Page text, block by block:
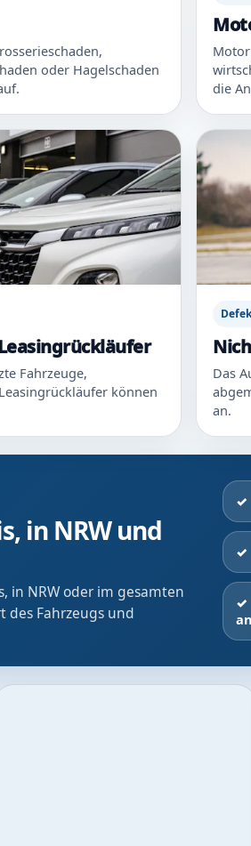
oder Hagelschaden
die
Fahrzeuge,
können
Das
an.
in NRW und
in NRW oder im gesamten
des Fahrzeugs und